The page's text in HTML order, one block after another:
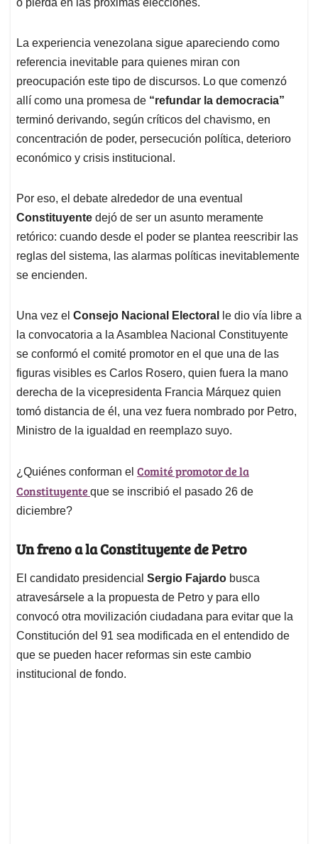
La experiencia venezolana sigue apareciendo como
referencia inevitable para quienes miran con
preocupación este tipo de discursos. Lo que comenzó
allí como una promesa de “refundar la democracia”
terminó derivando, según críticos del chavismo, en
concentración de poder, persecución política, deterioro
económico y crisis institucional.
Por eso, el debate alrededor de una eventual
Constituyente dejó de ser un asunto meramente
retórico: cuando desde el poder se plantea reescribir las
reglas del sistema, las alarmas políticas inevitablemente
se encienden.
Una vez el Consejo Nacional Electoral
le dio vía libre a
la convocatoria a la Asamblea Nacional Constituyente
se conformó el comité promotor en el que una de las
figuras visibles es Carlos Rosero, quien fuera la mano
derecha de la vicepresidenta Francia Márquez quien
tomó distancia de él, una vez fuera nombrado por Petro,
Ministro de la igualdad en reemplazo suyo.
¿Quiénes conforman el Comité promotor de la
Constituyente que se inscribió el pasado 26 de
diciembre?
Un freno a la Constituyente de Petro
El candidato presidencial Sergio Fajardo busca
atravesársele a la propuesta de Petro y para ello
convocó otra movilización ciudadana para evitar que la
Constitución del 91 sea modificada en el entendido de
que se pueden hacer reformas sin este cambio
institucional de fondo.